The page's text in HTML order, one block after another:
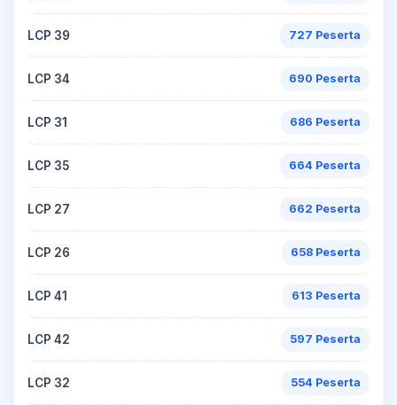
LCP 39 727 Peserta
LCP 34 690 Peserta
LCP 31 686 Peserta
LCP 35 664 Peserta
LCP 27 662 Peserta
LCP 26 658 Peserta
LCP 41 613 Peserta
LCP 42 597 Peserta
LCP 32 554 Peserta